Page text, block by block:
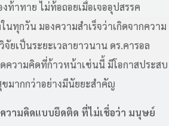
ท้าทาย ไม่ท้อถอยเมื่อเจออุปสรรค
นทุกวัน มองความสำเร็จว่าเกิดจากความ
ยเป็นระยะเวลายาวนาน ดร.คารอล
ความคิดที่ก้าวหน้าเช่นนี้ มีโอกาสประสบ
มากกว่าอย่างมีนัยยะสำคัญ
วามคิดแบบยึดติด ที่ไม่เชื่อว่า มนุษย์